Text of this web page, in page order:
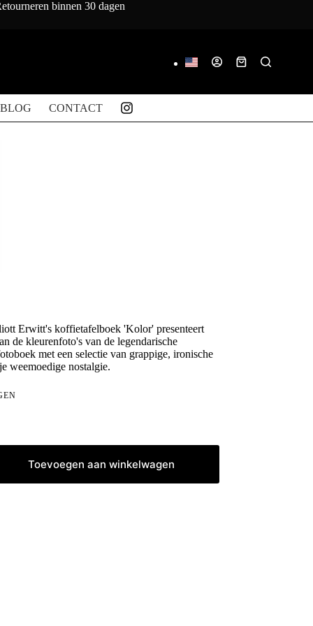
binnen 30 dagen
Winkelwagen
BLOG CONTACT
Erwitt's koffietafelboek 'Kolor' presenteert
de kleurenfoto's van de legendarische
met een selectie van grappige, ironische
weemoedige nostalgie.
Toevoegen aan winkelwagen